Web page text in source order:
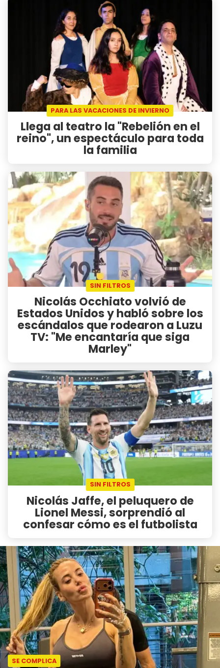
PARA LAS VACACIONES DE INVIERNO
Llega al teatro la "Rebelión en el
reino", un espectáculo para toda
la familia
SIN FILTROS
Nicolás Occhiato volvió de
Estados Unidos y habló sobre los
escándalos que rodearon a Luzu
TV: "Me encantaría que siga
Marley"
SIN FILTROS
Nicolás Jaffe, el peluquero de
Lionel Messi, sorprendió al
confesar cómo es el futbolista
SE COMPLICA